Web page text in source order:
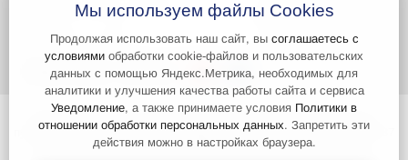
Задать вопрос Контакты
Интернет-сайт носит информационный характер и не является
публичной офертой, которая определяется положениями статьи 437
Гражданского кодекса РФ. Информация о характеристиках и
Мы используем файлы Cookies
Продолжая использовать наш сайт, вы соглашаетесь с
условиями обработки cookie-файлов и пользовательских
данных с помощью Яндекс.Метрика, необходимых для
аналитики и улучшения качества работы сайта и сервиса
Уведомление, а также принимаете условия Политики в
отношении обработки персональных данных. Запретить эти
действия можно в настройках браузера.